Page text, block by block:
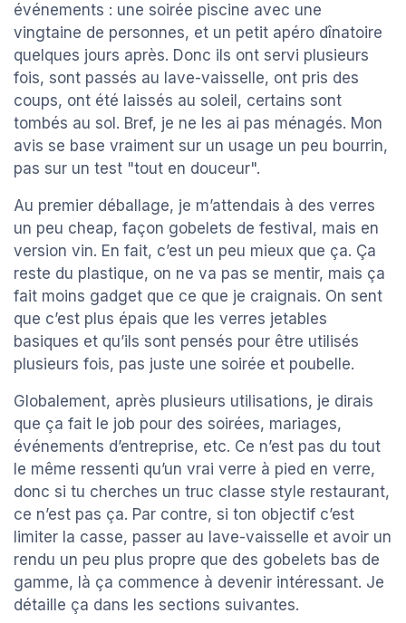
événements : une soirée piscine avec une
vingtaine de personnes, et un petit apéro dînatoire
quelques jours après. Donc ils ont servi plusieurs
fois, sont passés au lave-vaisselle, ont pris des
coups, ont été laissés au soleil, certains sont
tombés au sol. Bref, je ne les ai pas ménagés. Mon
avis se base vraiment sur un usage un peu bourrin,
pas sur un test "tout en douceur".
Au premier déballage, je m’attendais à des verres
un peu cheap, façon gobelets de festival, mais en
version vin. En fait, c’est un peu mieux que ça. Ça
reste du plastique, on ne va pas se mentir, mais ça
fait moins gadget que ce que je craignais. On sent
que c’est plus épais que les verres jetables
basiques et qu’ils sont pensés pour être utilisés
plusieurs fois, pas juste une soirée et poubelle.
Globalement, après plusieurs utilisations, je dirais
que ça fait le job pour des soirées, mariages,
événements d’entreprise, etc. Ce n’est pas du tout
le même ressenti qu’un vrai verre à pied en verre,
donc si tu cherches un truc classe style restaurant,
ce n’est pas ça. Par contre, si ton objectif c’est
limiter la casse, passer au lave-vaisselle et avoir un
rendu un peu plus propre que des gobelets bas de
gamme, là ça commence à devenir intéressant. Je
détaille ça dans les sections suivantes.